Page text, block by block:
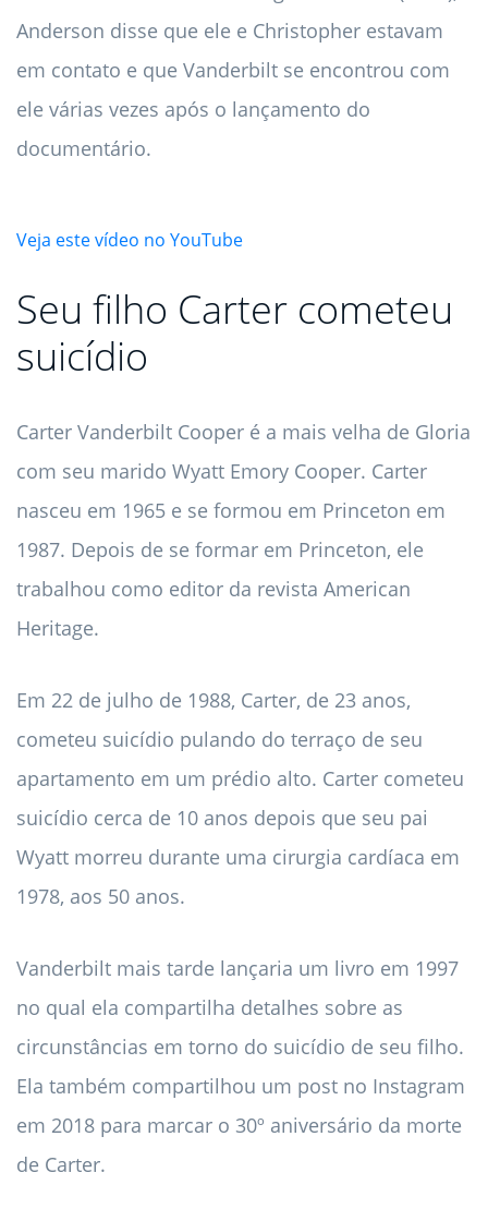
Anderson disse que ele e Christopher estavam
em contato e que Vanderbilt se encontrou com
ele várias vezes após o lançamento do
documentário.
Veja este vídeo no YouTube
Seu filho Carter cometeu
suicídio
Carter Vanderbilt Cooper é a mais velha de Gloria
com seu marido Wyatt Emory Cooper. Carter
nasceu em 1965 e se formou em Princeton em
1987. Depois de se formar em Princeton, ele
trabalhou como editor da revista American
Heritage.
Em 22 de julho de 1988, Carter, de 23 anos,
cometeu suicídio pulando do terraço de seu
apartamento em um prédio alto. Carter cometeu
suicídio cerca de 10 anos depois que seu pai
Wyatt morreu durante uma cirurgia cardíaca em
1978, aos 50 anos.
Vanderbilt mais tarde lançaria um livro em 1997
no qual ela compartilha detalhes sobre as
circunstâncias em torno do suicídio de seu filho.
Ela também compartilhou um post no Instagram
em 2018 para marcar o 30º aniversário da morte
de Carter.